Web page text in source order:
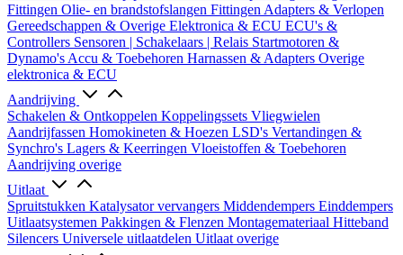
Fittingen Olie- en brandstofslangen Fittingen Adapters & Verlopen
Gereedschappen & Overige Elektronica & ECU ECU's &
Controllers Sensoren | Schakelaars | Relais Startmotoren &
Dynamo's Accu & Toebehoren Harnassen & Adapters Overige
elektronica & ECU
Aandrijving
Schakelen & Ontkoppelen Koppelingssets Vliegwielen
Aandrijfassen Homokineten & Hoezen LSD's Vertandingen &
Synchro's Lagers & Keerringen Vloeistoffen & Toebehoren
Aandrijving overige
Uitlaat
Spruitstukken Katalysator vervangers Middendempers Einddempers
Uitlaatsystemen Pakkingen & Flenzen Montagemateriaal Hitteband
Silencers Universele uitlaatdelen Uitlaat overige